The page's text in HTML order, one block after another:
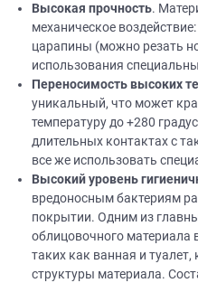
Высокая прочность.
механическое
царапины (можно резать
использования
Переносимость высоких
уникальный, что может
температуру до +280
длительных контактах с
все же использовать
Высокий уровень
вредоносным бактериям
покрытии. Одним из
облицовочного материала
таких как ванная и туалет,
структуры материала.